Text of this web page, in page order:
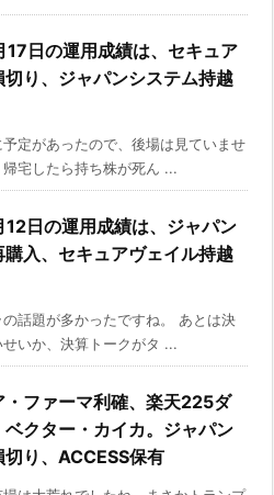
日の運用成績は、セキュア
切り、ジャパンシステム持越
定があったので、後場は見ていませ
帰宅したら持ち株が死ん ...
日の運用成績は、ジャパン
購入、セキュアヴェイル持越
話題が多かったですね。 あとは決
いか、決算トークがタ ...
・ファーマ利確、楽天225ダ
ベクター・カイカ。ジャパン
切り、ACCESS保有